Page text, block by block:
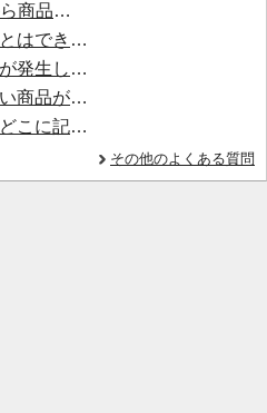
淘宝やアリババのURLから商品を探すことはできますか？
事前に国際送料を知ることはできますか？
在庫売切などで入金超過が発生した場合はいつ返金されますか？
注文送信後、他にも欲しい商品が見つかった場合、追加注文できますか？
銀行振り込みの振込先はどこに記載されていますか？
その他のよくある質問